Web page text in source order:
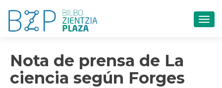
Nota de prensa de La
ciencia según Forges